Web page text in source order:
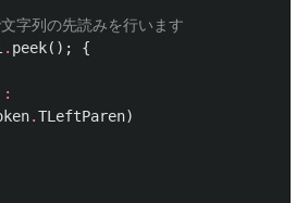
列の先読みを行います
. peek(); {
:
.TLeftParen)